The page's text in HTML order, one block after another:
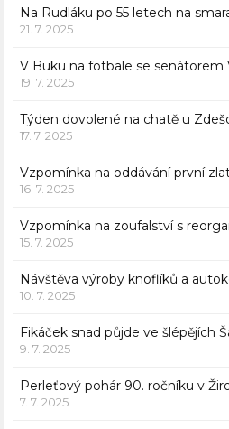
Na Rudláku po 55 letech na
21. 7. 2025
V Buku na fotbale se senátorem
19. 7. 2025
Týden dovolené na chatě u
17. 7. 2025
Vzpomínka na oddávání první
16. 7. 2025
Vzpomínka na zoufalství s
15. 7. 2025
Návštěva výroby knoflíků a
10. 7. 2025
Fikáček snad půjde ve šlépějích
9. 7. 2025
Perleťový pohár 90. ročníku v
7. 7. 2025